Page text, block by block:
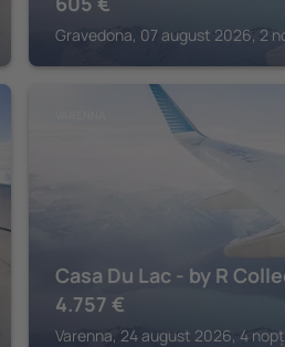
Gravedona, 07 august 2026, 2
Casa Du Lac - by R
4.757 €
Varenna, 24 august 2026, 4